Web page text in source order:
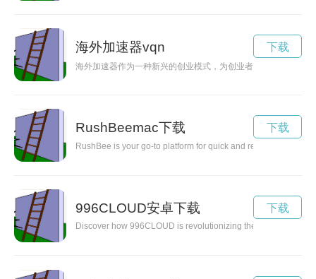
海外加速器vqn
海外加速器作为一种新兴的创业模式，为创业者们提供了更广
下载
RushBeemac下载
RushBee is your go-to platform for quick and reliable
下载
996CLOUD安卓下载
Discover how 996CLOUD is revolutionizing the way we
下载